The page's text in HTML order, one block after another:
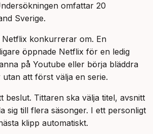
omfattar 20
Sverige.
konkurrerar om. En
öppnade Netflix för en ledig
på Youtube eller börja bläddra
att först välja en serie.
beslut. Tittaren ska välja titel, avsnitt
sig till flera säsonger. I ett personligt
klipp automatiskt.